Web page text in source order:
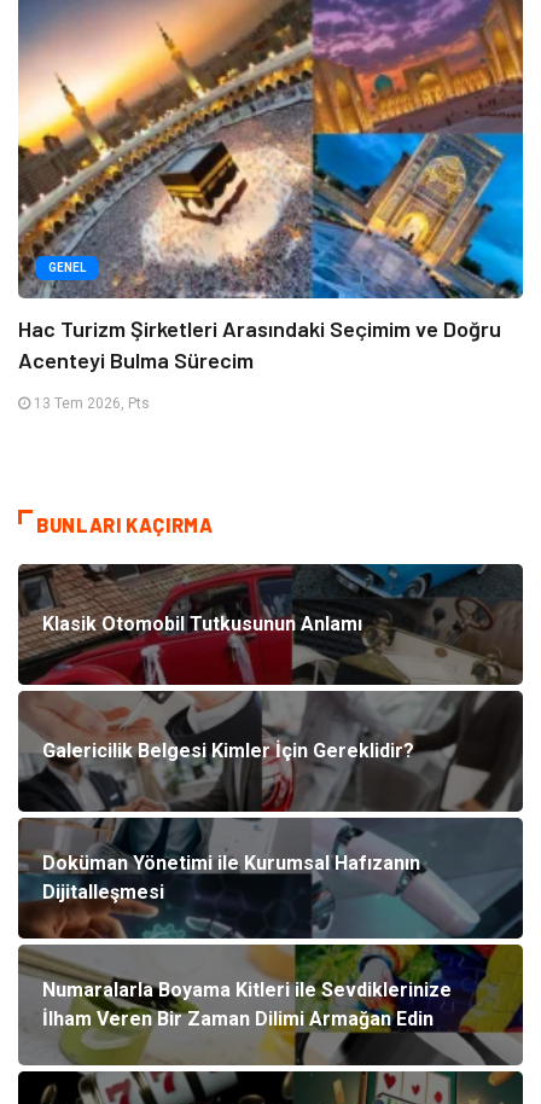
GENEL
Hac Turizm Şirketleri Arasındaki Seçimim ve Doğru
Acenteyi Bulma Sürecim
13 Tem 2026, Pts
BUNLARI KAÇIRMA
Klasik Otomobil Tutkusunun Anlamı
Galericilik Belgesi Kimler İçin Gereklidir?
Doküman Yönetimi ile Kurumsal Hafızanın
Dijitalleşmesi
Numaralarla Boyama Kitleri ile Sevdiklerinize
İlham Veren Bir Zaman Dilimi Armağan Edin